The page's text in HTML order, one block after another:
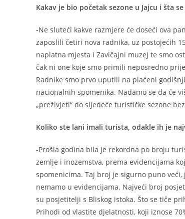
Kakav je bio početak sezone u Jajcu i šta
-Ne sluteći kakve razmjere će doseći ova
zaposlili četiri nova radnika, uz postojećih
naplatna mjesta i Zavičajni muzej te smo
čak ni one koje smo primili neposredno
Radnike smo prvo uputili na plaćeni
nacionalnih spomenika. Nadamo se da će
„preživjeti“ do sljedeće turističke sezone
Koliko ste lani imali turista, odakle ih je
-Prošla godina bila je rekordna po broju
zemlje i inozemstva, prema evidencijama
spomenicima. Taj broj je sigurno puno
nemamo u evidencijama. Najveći broj
su posjetitelji s Bliskog istoka. Što se tiče
Prihodi od vlastite djelatnosti, koji iznose